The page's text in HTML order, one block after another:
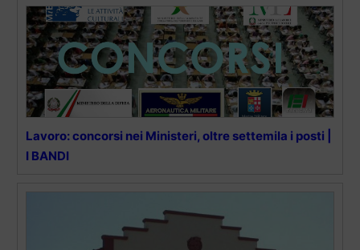
Lavoro: concorsi nei Ministeri, oltre settemila i posti |
I BANDI